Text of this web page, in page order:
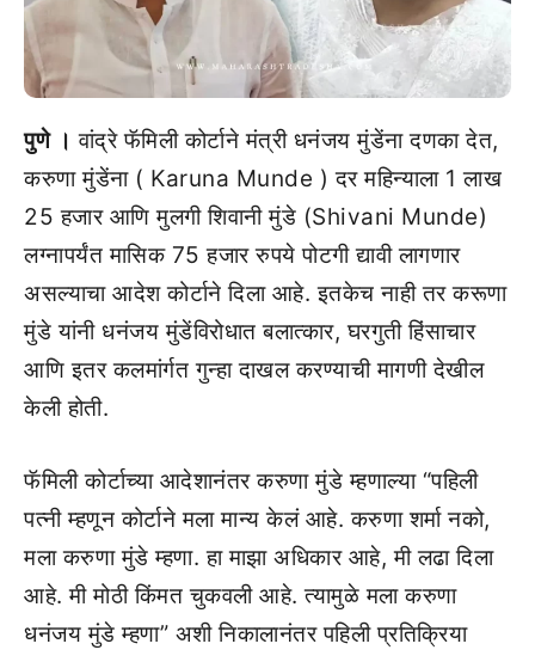
पुणे । वांद्रे फॅमिली कोर्टाने मंत्री धनंजय मुंडेंना दणका देत,
करुणा मुंडेंना ( Karuna Munde ) दर महिन्याला 1 लाख
25 हजार आणि मुलगी शिवानी मुंडे (Shivani Munde)
लग्नापर्यंत मासिक 75 हजार रुपये पोटगी द्यावी लागणार
असल्याचा आदेश कोर्टाने दिला आहे. इतकेच नाही तर करूणा
मुंडे यांनी धनंजय मुंडेंविरोधात बलात्कार, घरगुती हिंसाचार
आणि इतर कलमांर्गत गुन्हा दाखल करण्याची मागणी देखील
केली होती.
फॅमिली कोर्टाच्या आदेशानंतर करुणा मुंडे म्हणाल्या “पहिली
पत्नी म्हणून कोर्टाने मला मान्य केलं आहे. करुणा शर्मा नको,
मला करुणा मुंडे म्हणा. हा माझा अधिकार आहे, मी लढा दिला
आहे. मी मोठी किंमत चुकवली आहे. त्यामुळे मला करुणा
धनंजय मुंडे म्हणा” अशी निकालानंतर पहिली प्रतिक्रिया